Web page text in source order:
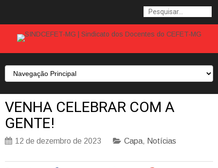
VENHA CELEBRAR COM A
GENTE!
12 de dezembro de 2023 Capa, Notícias